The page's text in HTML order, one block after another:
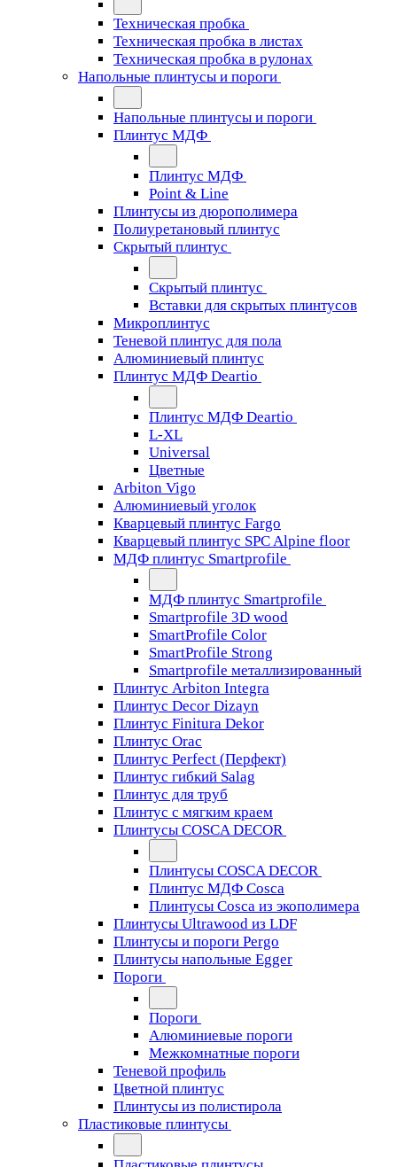
Техническая пробка
Техническая пробка в листах
Техническая пробка в рулонах
Напольные плинтусы и пороги
Напольные плинтусы и пороги
Плинтус МДФ
Плинтус МДФ
Point & Line
Плинтусы из дюрополимера
Полиуретановый плинтус
Скрытый плинтус
Скрытый плинтус
Вставки для скрытых плинтусов
Микроплинтус
Теневой плинтус для пола
Алюминиевый плинтус
Плинтус МДФ Deartio
Плинтус МДФ Deartio
L-XL
Universal
Цветные
Arbiton Vigo
Алюминиевый уголок
Кварцевый плинтус Fargo
Кварцевый плинтус SPC Alpine floor
МДФ плинтус Smartprofile
МДФ плинтус Smartprofile
Smartprofile 3D wood
SmartProfile Color
SmartProfile Strong
Smartprofile металлизированный
Плинтус Arbiton Integra
Плинтус Decor Dizayn
Плинтус Finitura Dekor
Плинтус Orac
Плинтус Perfect (Перфект)
Плинтус гибкий Salag
Плинтус для труб
Плинтус с мягким краем
Плинтусы COSCA DECOR
Плинтусы COSCA DECOR
Плинтус МДФ Cosca
Плинтусы Cosca из экополимера
Плинтусы Ultrawood из LDF
Плинтусы и пороги Pergo
Плинтусы напольные Egger
Пороги
Пороги
Алюминиевые пороги
Межкомнатные пороги
Теневой профиль
Цветной плинтус
Плинтусы из полистирола
Пластиковые плинтусы